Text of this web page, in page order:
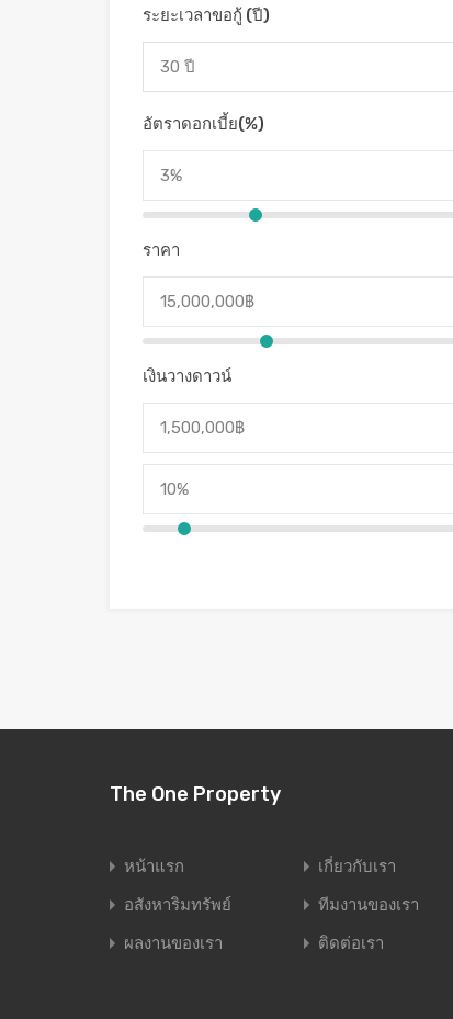
ระยะเวลาขอกู้ (ปี)
30 ปี
อัตราดอกเบี้ย(%)
ราคา
เงินวางดาวน์
The One Property
หน้าแรก
เกี่ยวกับเรา
อสังหาริมทรัพย์
ทีมงานของเรา
ผลงานของเรา
ติดต่อเรา